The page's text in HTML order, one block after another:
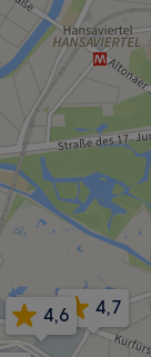
4,7
4,6